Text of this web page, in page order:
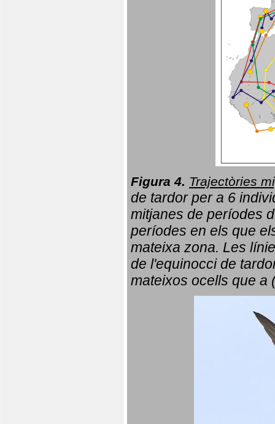
Figura 4. Trajectòries
de tardor per a 6
mitjanes de períodes
períodes en els que
mateixa zona. Les
de l'equinocci de
mateixos ocells que a